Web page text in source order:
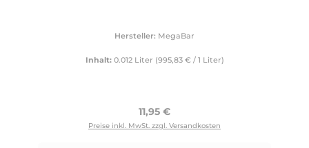
Hersteller: MegaBar
Inhalt: 0.012 Liter (995,83 € / 1 Liter)
Regulärer Preis:
11,95 €
Preise inkl. MwSt. zzgl. Versandkosten